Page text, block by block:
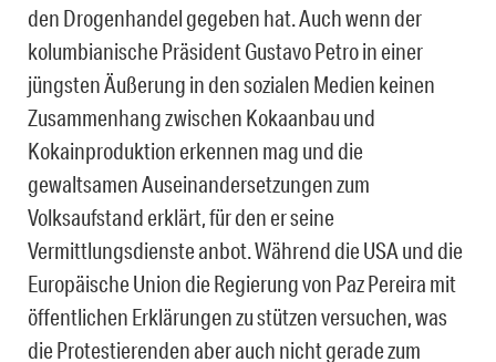
den Drogenhandel gegeben hat. Auch wenn der
kolumbianische Präsident Gustavo Petro in einer
jüngsten Äußerung in den sozialen Medien keinen
Zusammenhang zwischen Kokaanbau und
Kokainproduktion erkennen mag und die
gewaltsamen Auseinandersetzungen zum
Volksaufstand erklärt, für den er seine
Vermittlungsdienste anbot. Während die USA und die
Europäische Union die Regierung von Paz Pereira mit
öffentlichen Erklärungen zu stützen versuchen, was
die Protestierenden aber auch nicht gerade zum